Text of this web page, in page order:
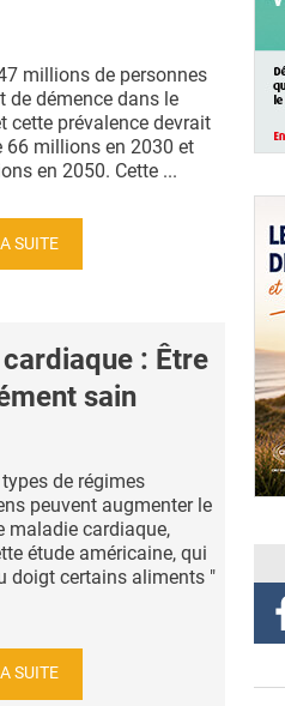
millions de personnes
de démence dans le
cette prévalence devrait
66 millions en 2030 et
en 2050. Cette ...
SUITE
: Être
sain
de régimes
peuvent augmenter le
maladie cardiaque,
étude américaine, qui
doigt certains aliments "
SUITE